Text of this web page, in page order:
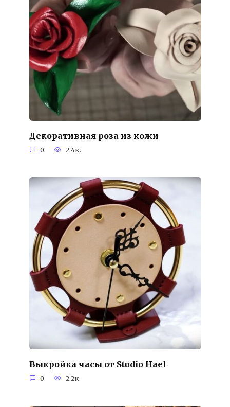
Декоративная роза из кожи
0 2.4к.
Выкройка часы от Studio Hael
0 2.2к.